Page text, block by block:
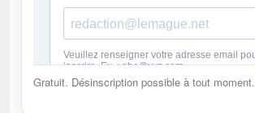
Gratuit. Désinscription possible à tout moment.